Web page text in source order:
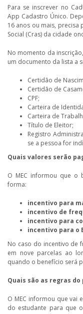
Para se inscrever no
App Cadastro Único.
16 anos ou mais, precisa
Social (Cras) da cidade
No momento da
um documento da lista a
Certidão de
Certidão de
CPF;
Carteira de
Carteira de
Título de Eleitor;
Registro
se a pessoa for
Quais valores serão
O MEC informou que o
forma:
incentivo para
incentivo de
incentivo para
incentivo para o
No caso do incentivo de
em nove parcelas ao
quando o benefício será
Quais são as regras
O MEC informou que vai
do estudante para que